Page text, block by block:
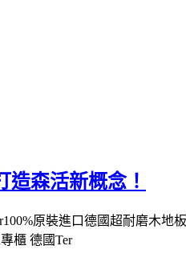
森活新概念！
100%原裝進口德國超耐磨木地